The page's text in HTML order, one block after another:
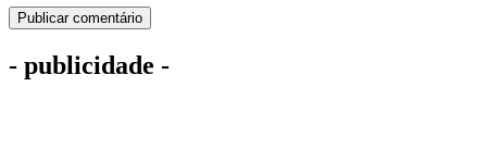
- publicidade -